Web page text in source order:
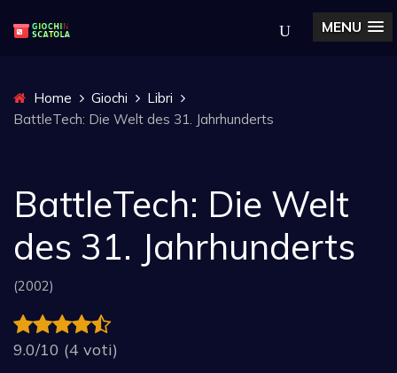
MENU
Home Giochi
Libri
BattleTech: Die Welt des 31. Jahrhunderts
BattleTech: Die Welt
des 31. Jahrhunderts
(2002)
9.0/10 (4 voti)